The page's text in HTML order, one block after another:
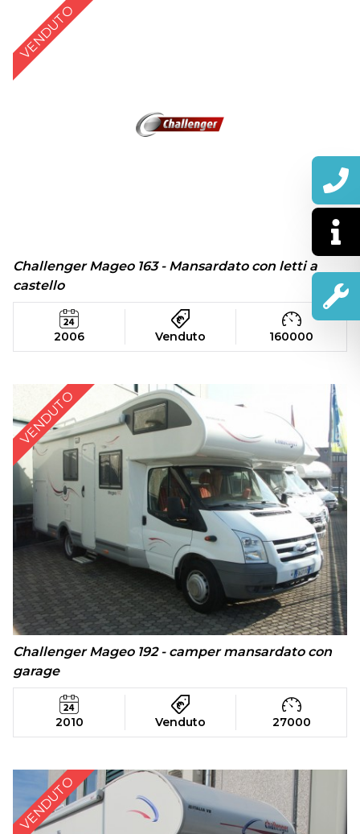
VENDUTO
Challenger Mageo 163 - Mansardato con letti a
castello
2006 Venduto 160000
VENDUTO
Challenger Mageo 192 - camper mansardato con
garage
2010 Venduto 27000
VENDUTO